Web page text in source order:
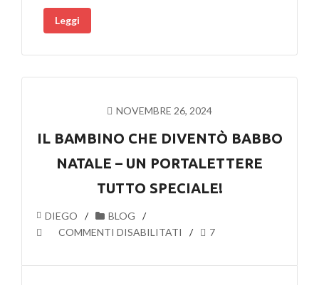
“DOPO
NATALE
SONO
IL
PSICODRAMMA
Leggi
NOVEMBRE 26, 2024
IL BAMBINO CHE DIVENTÒ BABBO
NATALE – UN PORTALETTERE
TUTTO SPECIALE!
DIEGO
BLOG
COMMENTI DISABILITATI
SU
BAMBINO
7